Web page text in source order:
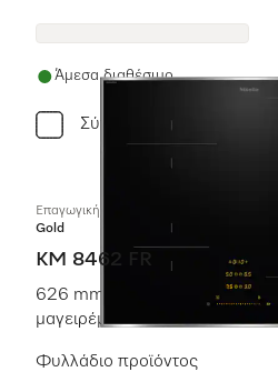
Άμεσα διαθέσιμο
Σύγκριση
Επαγωγική εστία με χειριστήρια επί της
Gold
KM 8462 FR
626 mm | Μεμονωμένες ζώνες
μαγειρέματος PowerFlex
Φυλλάδιο προϊόντος